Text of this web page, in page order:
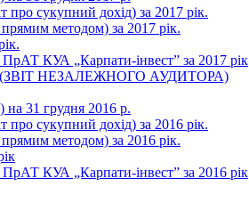
про сукупний дохід) за 2017 рік.
методом) за 2017 рік.
ПрАТ КУА „Карпати-інвест” за 2017 рік
НЕЗАЛЕЖНОГО АУДИТОРА)
на 31 грудня 2016 р.
про сукупний дохід) за 2016 рік.
методом) за 2016 рік.
ПрАТ КУА „Карпати-інвест” за 2016 рік